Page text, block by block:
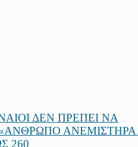
ΔΕΝ ΠΡΕΠΕΙ ΝΑ
260